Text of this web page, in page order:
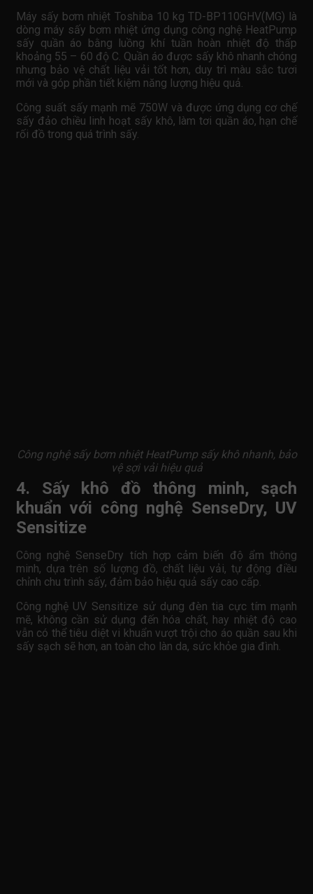
Máy sấy bơm nhiệt Toshiba 10 kg TD-BP110GHV(MG) là
dòng máy sấy bơm nhiệt ứng dụng công nghệ HeatPump
sấy quần áo bằng luồng khí tuần hoàn nhiệt độ thấp
khoảng 55 – 60 độ C. Quần áo được sấy khô nhanh chóng
nhưng bảo vệ chất liệu vải tốt hơn, duy trì màu sắc tươi
mới và góp phần tiết kiệm năng lượng hiệu quả.
Công suất sấy mạnh mẽ 750W và được ứng dụng cơ chế
sấy đảo chiều linh hoạt sấy khô, làm tơi quần áo, hạn chế
rối đồ trong quá trình sấy.
Công nghệ sấy bơm nhiệt HeatPump sấy khô nhanh, bảo
vệ sợi vải hiệu quả
4. Sấy khô đồ thông minh, sạch
khuẩn với công nghệ SenseDry, UV
Sensitize
Công nghệ SenseDry tích hợp cảm biến độ ẩm thông
minh, dựa trên số lượng đồ, chất liệu vải, tự động điều
chỉnh chu trình sấy, đảm bảo hiệu quả sấy cao cấp.
Công nghệ UV Sensitize sử dụng đèn tia cực tím mạnh
mẽ, không cần sử dụng đến hóa chất, hay nhiệt độ cao
vẫn có thể tiêu diệt vi khuẩn vượt trội cho áo quần sau khi
sấy sạch sẽ hơn, an toàn cho làn da, sức khỏe gia đình.